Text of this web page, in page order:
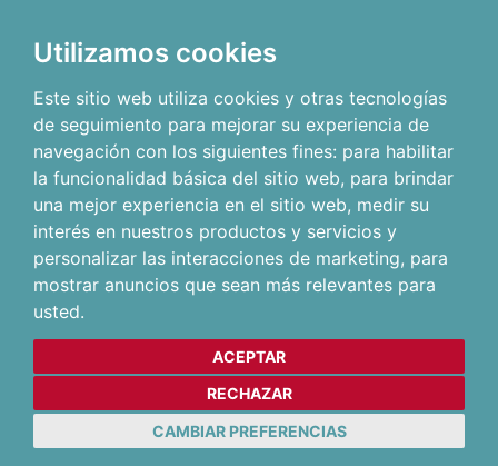
Utilizamos cookies
Este sitio web utiliza cookies y otras tecnologías
de seguimiento para mejorar su experiencia de
navegación con los siguientes fines: para habilitar
la funcionalidad básica del sitio web, para brindar
una mejor experiencia en el sitio web, medir su
interés en nuestros productos y servicios y
personalizar las interacciones de marketing, para
mostrar anuncios que sean más relevantes para
usted.
ACEPTAR
RECHAZAR
CAMBIAR PREFERENCIAS